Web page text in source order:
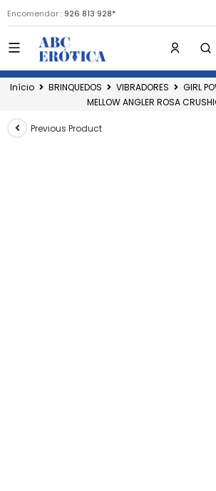
Encomendar : 926 813 928*
Início BRINQUEDOS VIBRADORES GIRL
MELLOW ANGLER ROSA
Previous Product